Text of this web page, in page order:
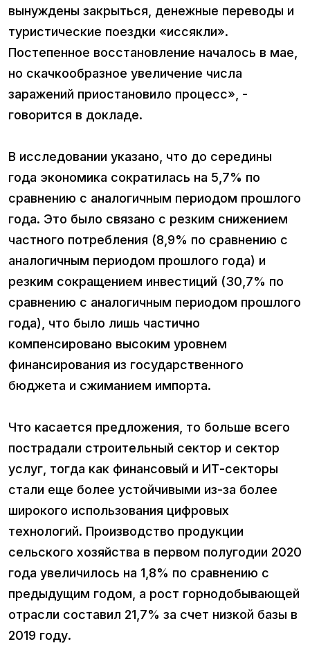
вынуждены закрыться, денежные переводы и
туристические поездки «иссякли».
Постепенное восстановление началось в мае,
но скачкообразное увеличение числа
заражений приостановило процесс», -
говорится в докладе.
В исследовании указано, что до середины
года экономика сократилась на 5,7% по
сравнению с аналогичным периодом прошлого
года. Это было связано с резким снижением
частного потребления (8,9% по сравнению с
аналогичным периодом прошлого года) и
резким сокращением инвестиций (30,7% по
сравнению с аналогичным периодом прошлого
года), что было лишь частично
компенсировано высоким уровнем
финансирования из государственного
бюджета и сжиманием импорта.
Что касается предложения, то больше всего
пострадали строительный сектор и сектор
услуг, тогда как финансовый и ИТ-секторы
стали еще более устойчивыми из-за более
широкого использования цифровых
технологий. Производство продукции
сельского хозяйства в первом полугодии 2020
года увеличилось на 1,8% по сравнению с
предыдущим годом, а рост горнодобывающей
отрасли составил 21,7% за счет низкой базы в
2019 году.